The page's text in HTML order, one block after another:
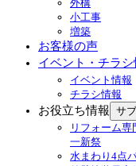
外構
小工事
増築
お客様の声
イベント・チラシ
イベント情報
チラシ情報
お役立ち情報 サ
リフォーム
一新祭
水まわり4点